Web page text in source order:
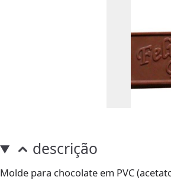
descrição
Molde para chocolate em PVC